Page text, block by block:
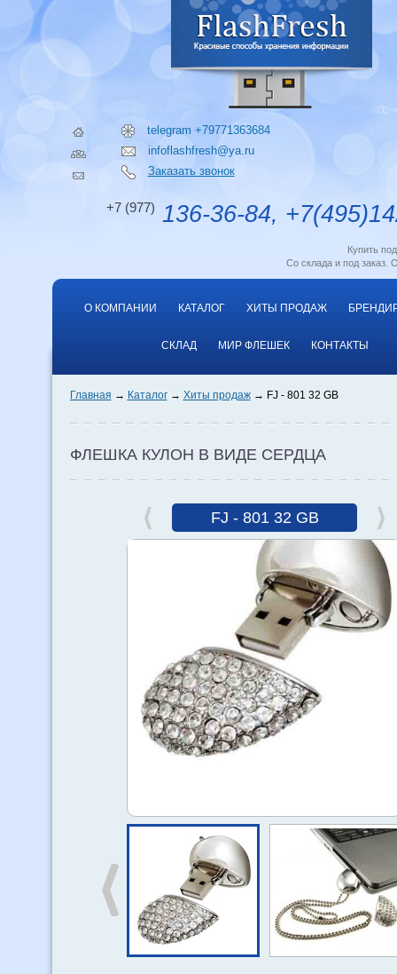
telegram +79771363684
infoflashfresh@ya.ru
Заказать звонок
+7 (977) 136-36-84,
Купить
Со склада и под заказ.
О КОМПАНИИ КАТАЛОГ ХИТЫ ПРОДАЖ
СКЛАД МИР ФЛЕШЕК КОНТАКТЫ
Главная Каталог Хиты продаж FJ - 801 32 GB
ФЛЕШКА КУЛОН В ВИДЕ СЕРДЦА
FJ - 801 32 GB